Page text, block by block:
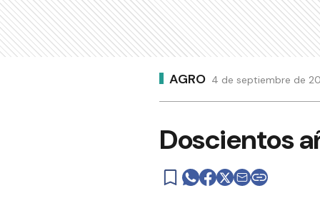
AGRO 4 de septiembre de
Doscientos